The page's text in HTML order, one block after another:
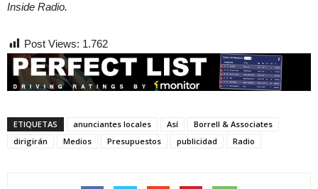
Inside Radio.
Post Views: 1.762
ETIQUETAS anunciantes locales Así
Borrell & Associates
dirigirán
Medios Presupuestos publicidad Radio